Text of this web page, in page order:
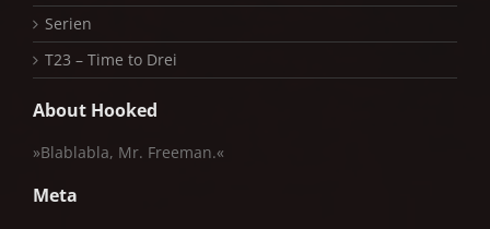
Serien
T23 – Time to Drei
About Hooked
»Blablabla, Mr. Freeman.«
Meta